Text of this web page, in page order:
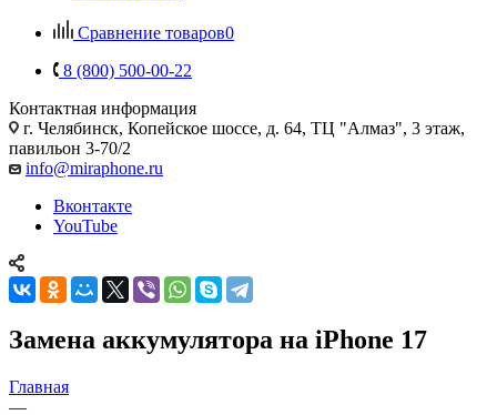
Сравнение товаров0
8 (800) 500-00-22
Контактная информация
г. Челябинск, Копейское шоссе, д. 64, ТЦ "Алмаз", 3 этаж,
павильон 3-70/2
info@miraphone.ru
Вконтакте
YouTube
Замена аккумулятора на iPhone 17
Главная
—